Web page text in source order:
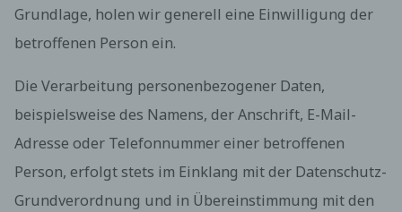
Grundlage, holen wir generell eine Einwilligung der
betroffenen Person ein.
Die Verarbeitung personenbezogener Daten,
beispielsweise des Namens, der Anschrift, E-Mail-
Adresse oder Telefonnummer einer betroffenen
Person, erfolgt stets im Einklang mit der Datenschutz-
Grundverordnung und in Übereinstimmung mit den